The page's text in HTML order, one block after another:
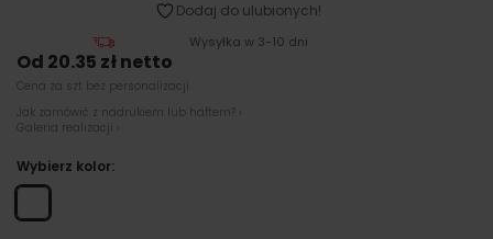
Dodaj do ulubionych!
Wysyłka w 3-10 dni
Od 20.35 zł netto
Cena za szt bez personalizacji
Jak zamówić z nadrukiem lub haftem? ›
Galeria realizacji ›
Wybierz kolor: